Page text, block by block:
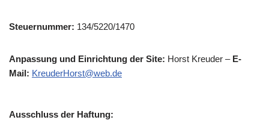
Steuernummer: 134/5220/1470
Anpassung und Einrichtung der Site: Horst Kreuder – E-
Mail: KreuderHorst@web.de
Ausschluss der Haftung: